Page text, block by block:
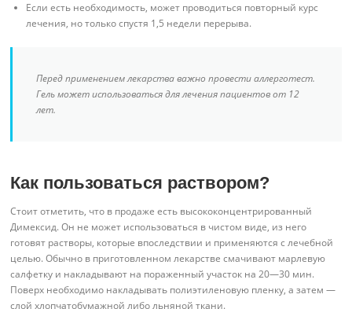
Если есть необходимость, может проводиться повторный курс
лечения, но только спустя 1,5 недели перерыва.
Перед применением лекарства важно провести аллерготест.
Гель может использоваться для лечения пациентов от 12
лет.
Как пользоваться раствором?
Стоит отметить, что в продаже есть высококонцентрированный
Димексид. Он не может использоваться в чистом виде, из него
готовят растворы, которые впоследствии и применяются с лечебной
целью. Обычно в приготовленном лекарстве смачивают марлевую
салфетку и накладывают на пораженный участок на 20—30 мин.
Поверх необходимо накладывать полиэтиленовую пленку, а затем —
слой хлопчатобумажной либо льняной ткани.